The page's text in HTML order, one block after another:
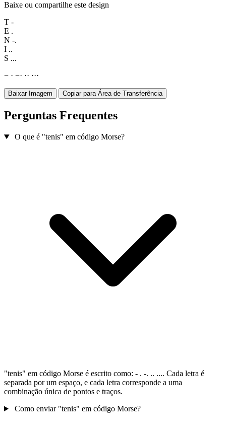
Baixe ou compartilhe este design
T -
E .
N -.
I ..
S ...
− · −· ·· ···
Baixar Imagem Copiar para Área de Transferência
Perguntas Frequentes
O que é "tenis" em código Morse?
"tenis" em código Morse é escrito como: - . -. .. .... Cada letra é
separada por um espaço, e cada letra corresponde a uma
combinação única de pontos e traços.
Como enviar "tenis" em código Morse?